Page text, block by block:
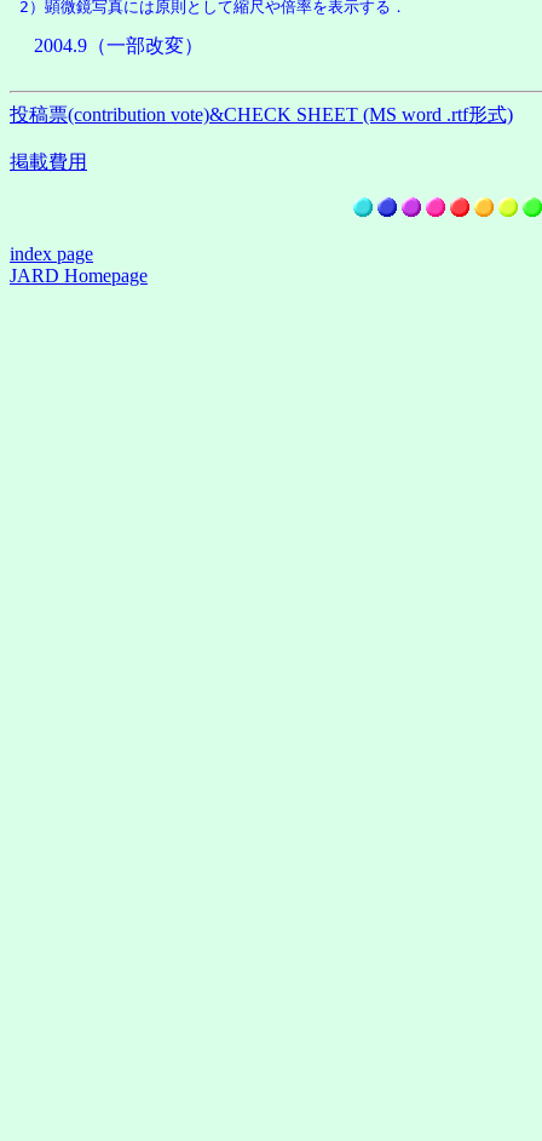
2004.9（一部改変）
投稿票(contribution vote)&CHECK SHEET (MS word .rtf形式)
掲載費用
index page
JARD Homepage